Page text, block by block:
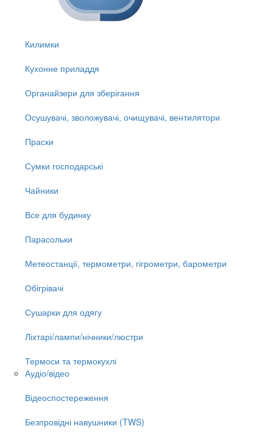
Килимки
Кухонне приладдя
Органайзери для зберігання
Осушувачі, зволожувачі, очищувачі, вентилятори
Праски
Сумки господарські
Чайники
Все для будинку
Парасольки
Метеостанції, термометри, гігрометри, барометри
Обігрівачі
Сушарки для одягу
Ліхтарі/лампи/нічники/люстри
Термоси та термокухлі
Аудіо/відео
Відеоспостереження
Безпровідні навушники (TWS)